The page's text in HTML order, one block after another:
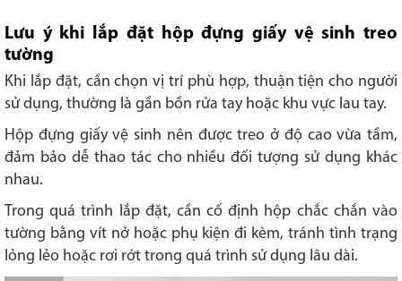
Lưu ý khi lắp đặt hộp đựng giấy vệ sinh treo
tường
Khi lắp đặt, cần chọn vị trí phù hợp, thuận tiện cho người
sử dụng, thường là gần bồn rửa tay hoặc khu vực lau tay.
Hộp đựng giấy vệ sinh nên được treo ở độ cao vừa tầm,
đảm bảo dễ thao tác cho nhiều đối tượng sử dụng khác
nhau.
Trong quá trình lắp đặt, cần cố định hộp chắc chắn vào
tường bằng vít nở hoặc phụ kiện đi kèm, tránh tình trạng
lỏng lẻo hoặc rơi rớt trong quá trình sử dụng lâu dài.